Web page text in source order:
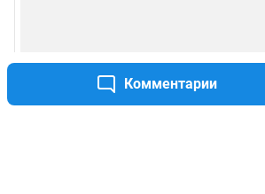
Комментарии